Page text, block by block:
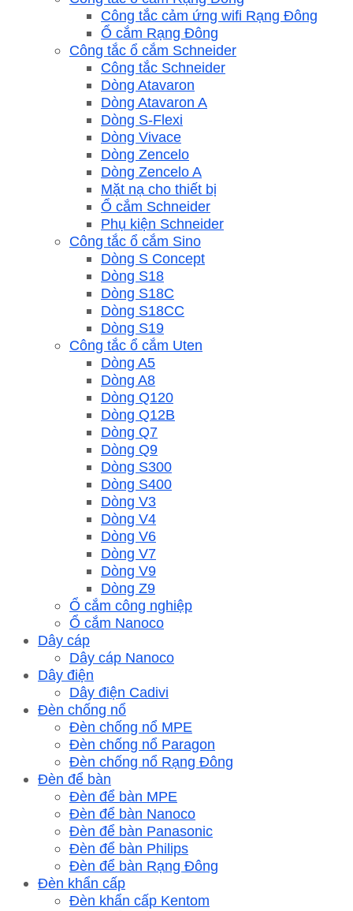
Công tắc cảm ứng wifi Rạng Đông
Ổ cắm Rạng Đông
Công tắc ổ cắm Schneider
Công tắc Schneider
Dòng Atavaron
Dòng Atavaron A
Dòng S-Flexi
Dòng Vivace
Dòng Zencelo
Dòng Zencelo A
Mặt nạ cho thiết bị
Ổ cắm Schneider
Phụ kiện Schneider
Công tắc ổ cắm Sino
Dòng S Concept
Dòng S18
Dòng S18C
Dòng S18CC
Dòng S19
Công tắc ổ cắm Uten
Dòng A5
Dòng A8
Dòng Q120
Dòng Q12B
Dòng Q7
Dòng Q9
Dòng S300
Dòng S400
Dòng V3
Dòng V4
Dòng V6
Dòng V7
Dòng V9
Dòng Z9
Ổ cắm công nghiệp
Ổ cắm Nanoco
Dây cáp
Dây cáp Nanoco
Dây điện
Dây điện Cadivi
Đèn chống nổ
Đèn chống nổ MPE
Đèn chống nổ Paragon
Đèn chống nổ Rạng Đông
Đèn để bàn
Đèn để bàn MPE
Đèn để bàn Nanoco
Đèn để bàn Panasonic
Đèn để bàn Philips
Đèn để bàn Rạng Đông
Đèn khẩn cấp
Đèn khẩn cấp Kentom